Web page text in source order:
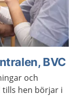
BVC
och
hen börjar i